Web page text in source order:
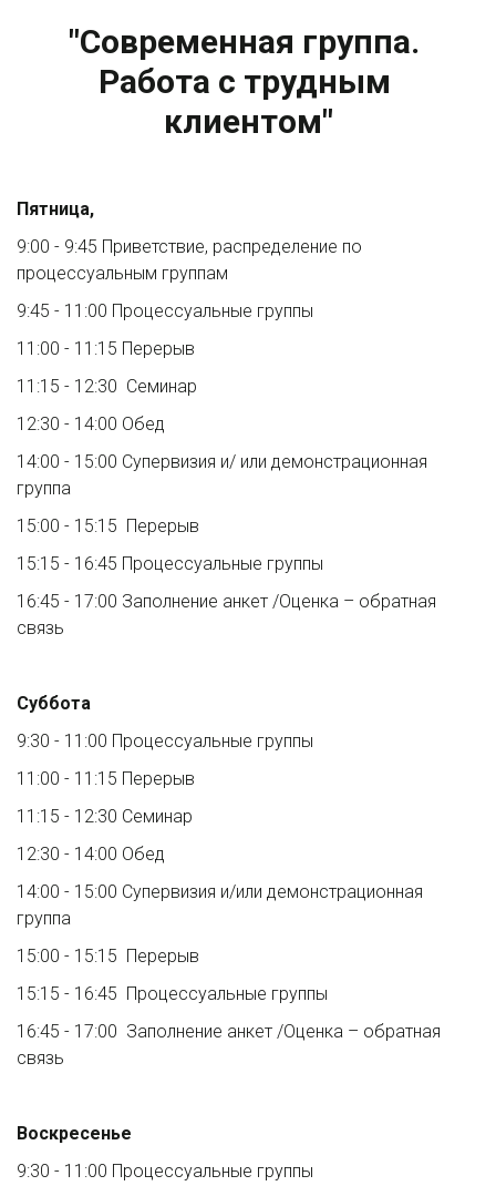
"Современная группа.
Работа с трудным
клиентом"
Пятница,
9:00 - 9:45 Приветствие, распределение по
процессуальным группам
9:45 - 11:00 Процессуальные группы
11:00 - 11:15 Перерыв
11:15 - 12:30  Семинар
12:30 - 14:00 Обед
14:00 - 15:00 Супервизия и/ или демонстрационная
группа
15:00 - 15:15  Перерыв
15:15 - 16:45 Процессуальные группы
16:45 - 17:00 Заполнение анкет /Оценка – обратная
связь
Суббота
9:30 - 11:00 Процессуальные группы
11:00 - 11:15 Перерыв
11:15 - 12:30 Семинар
12:30 - 14:00 Обед
14:00 - 15:00 Супервизия и/или демонстрационная
группа
15:00 - 15:15  Перерыв
15:15 - 16:45  Процессуальные группы
16:45 - 17:00  Заполнение анкет /Оценка – обратная
связь
Воскресенье
9:30 - 11:00 Процессуальные группы